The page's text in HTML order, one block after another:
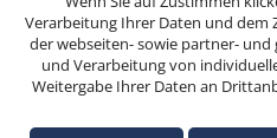
info@seereisedienst.de
Sie
der
Cookie-
Verarbeitung Ihrer Daten und dem
der webseiten- sowie partner-
und Verarbeitung von
Weitergabe Ihrer Daten an
notwendigen Verarbeitungen